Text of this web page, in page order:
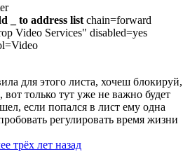
_ to address list chain=forward
Video Services" disabled=yes
для этого листа, хочеш блокируй,
вот только тут уже не важно будет
если попался в лист ему одна
регулировать время жизни
трёх лет назад